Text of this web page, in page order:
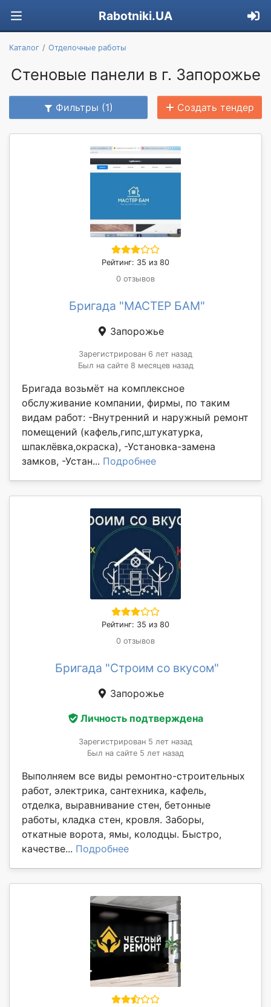
Rabotniki.UA
Каталог Отделочные работы
Стеновые панели в г. Запорожье
Фильтры (1) Создать тендер
Рейтинг: 35 из 80
0 отзывов
Бригада "МАСТЕР БАМ"
Запорожье
Зарегистрирован 6 лет назад
Был на сайте 8 месяцев назад
Бригада возьмёт на комплексное
обслуживание компании, фирмы, по таким
видам работ: -Внутренний и наружный ремонт
помещений (кафель,гипс,штукатурка,
шпаклёвка,окраска), -Установка-замена
замков, -Устан... Подробнее
Рейтинг: 35 из 80
0 отзывов
Бригада "Строим со вкусом"
Запорожье
Личность подтверждена
Зарегистрирован 5 лет назад
Был на сайте 5 лет назад
Выполняем все виды ремонтно-строительных
работ, электрика, сантехника, кафель,
отделка, выравнивание стен, бетонные
работы, кладка стен, кровля. Заборы,
откатные ворота, ямы, колодцы. Быстро,
качестве... Подробнее